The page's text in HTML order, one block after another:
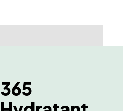
365